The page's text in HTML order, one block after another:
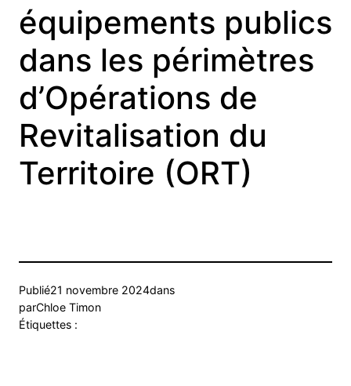
équipements publics
dans les périmètres
d’Opérations de
Revitalisation du
Territoire (ORT)
Publié21 novembre 2024dans
parChloe Timon
Étiquettes :